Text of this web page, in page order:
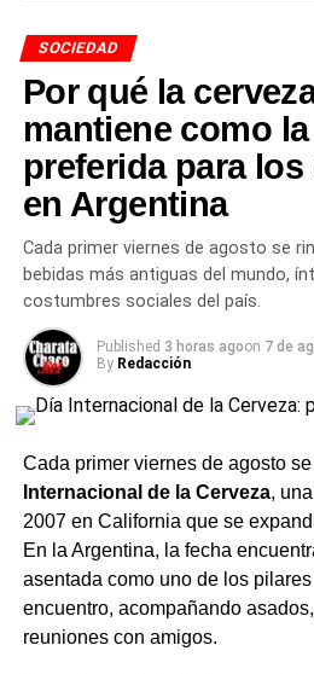
disponible, lo que permitirá
coherente entre las distintas
La empresa también bloqueó de
nombres vinculados a
organizaciones reconocidas, con
suplantación de identidad antes
legítimos puedan reclamarlos.
Privacidad sin
y el rol del número
A diferencia de otras redes
son rastreables o indexables,
identificador. Para iniciar una
por primera vez será necesario
usuario exacto, ya que ninguno
buscadores de internet. Como
seguridad, la aplicación incorporó
de usuario opcional, que solo
podrán utilizar para enviar un
SOCIEDAD
Por qué la
mantiene como
preferida para
en Argentina
Cada primer viernes de agosto se
bebidas más antiguas del mundo,
costumbres sociales del país.
Published 3 horas agoon 7 de
By Redacción
Cada primer viernes de agosto se
Internacional de la Cerveza,
2007 en California que se
En la Argentina, la fecha
asentada como uno de los
encuentro, acompañando
reuniones con amigos.